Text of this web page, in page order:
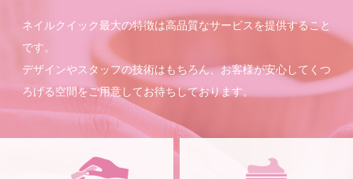
ネイルクイック最大の特徴は高品質なサービスを提供すること
です。
デザインやスタッフの技術はもちろん、お客様が安心してくつ
ろげる空間をご用意してお待ちしております。